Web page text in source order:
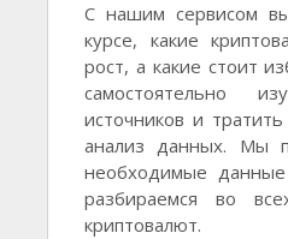
С нашим сервисом
курсе, какие
рост, а какие стоит
самостоятельно
источников и
анализ данных. Мы
необходимые
разбираемся во
криптовалют.